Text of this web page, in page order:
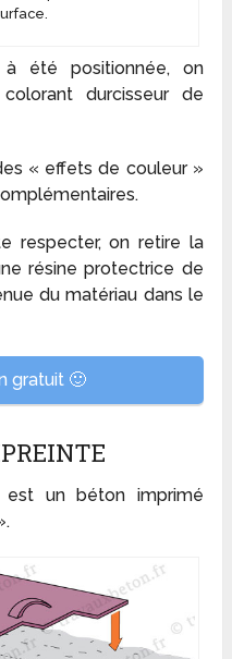
été positionnée, on
colorant durcisseur de
« effets de couleur »
respecter, on retire la
résine protectrice de
du matériau dans le
gratuit 🙂
un béton imprimé